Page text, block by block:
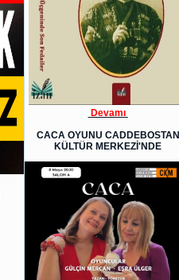
Devamı
CACA OYUNU CADDEBOSTAN
KÜLTÜR MERKEZİ'NDE